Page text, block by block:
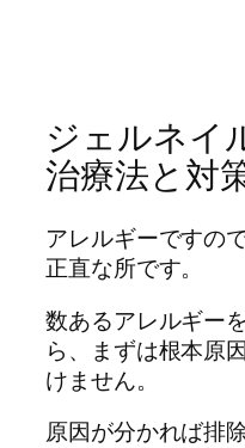
ジェルネイ
治療法と対
アレルギーですの
正直な所です。
数あるアレルギー
ら、まずは根本原
けません。
原因が分かれば排